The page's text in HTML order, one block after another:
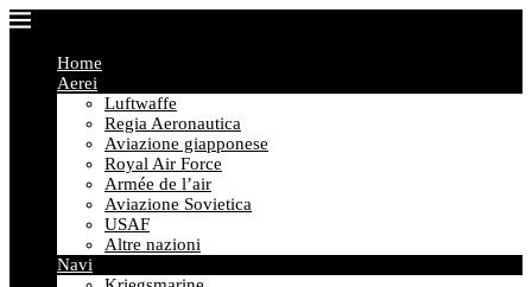
Home
Aerei
Luftwaffe
Regia Aeronautica
Aviazione giapponese
Royal Air Force
Armée de l’air
Aviazione Sovietica
USAF
Altre nazioni
Navi